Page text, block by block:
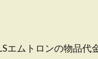
エムトロンの物品代